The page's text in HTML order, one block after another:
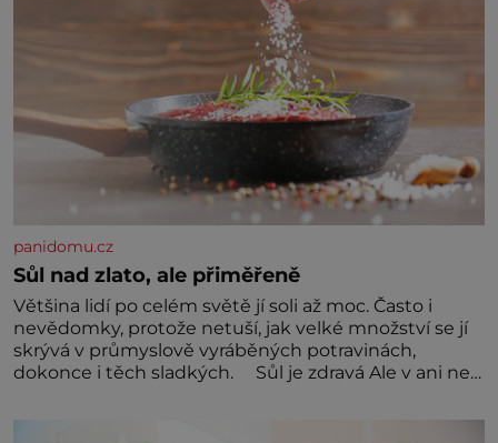
panidomu.cz
Sůl nad zlato, ale přiměřeně
Většina lidí po celém světě jí soli až moc. Často i
nevědomky, protože netuší, jak velké množství se jí
skrývá v průmyslově vyráběných potravinách,
dokonce i těch sladkých. Sůl je zdravá Ale v ani ne
běžné. Její základní složky– sodík a chlór – jsou